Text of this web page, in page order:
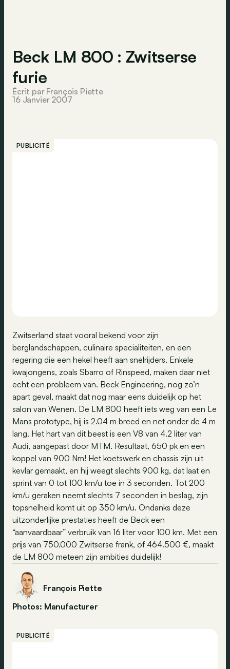
Beck LM 800 : Zwitserse
furie
Écrit par François Piette
16 Janvier 2007
PUBLICITÉ
Zwitserland staat vooral bekend voor zijn
berglandschappen, culinaire specialiteiten, en een
regering die een hekel heeft aan snelrijders. Enkele
kwajongens, zoals Sbarro of Rinspeed, maken daar niet
echt een probleem van. Beck Engineering, nog zo’n
apart geval, maakt dat nog maar eens duidelijk op het
salon van Wenen. De LM 800 heeft iets weg van een Le
Mans prototype, hij is 2.04 m breed en net onder de 4 m
lang. Het hart van dit beest is een V8 van 4.2 liter van
Audi, aangepast door MTM. Resultaat, 650 pk en een
koppel van 900 Nm! Het koetswerk en chassis zijn uit
kevlar gemaakt, en hij weegt slechts 900 kg, dat laat en
sprint van 0 tot 100 km/u toe in 3 seconden. Tot 200
km/u geraken neemt slechts 7 seconden in beslag, zijn
topsnelheid komt uit op 350 km/u. Ondanks deze
uitzonderlijke prestaties heeft de Beck een
“aanvaardbaar” verbruik van 16 liter voor 100 km. Met een
prijs van 750.000 Zwitserse frank, of 464.500 €, maakt
de LM 800 meteen zijn ambities duidelijk!
François Piette
Photos: Manufacturer
PUBLICITÉ